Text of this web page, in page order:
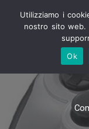
Utilizziamo i
nostro sito web.
Ok